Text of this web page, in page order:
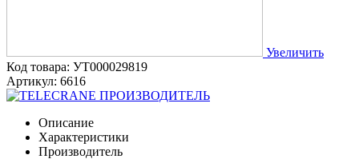
Увеличить
Код товара: УТ000029819
Артикул: 6616
ПРОИЗВОДИТЕЛЬ
Описание
Характеристики
Производитель